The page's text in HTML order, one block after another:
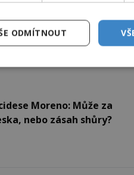
Moreno: Může za
nebo zásah shůry?
ODMÍTNOUT